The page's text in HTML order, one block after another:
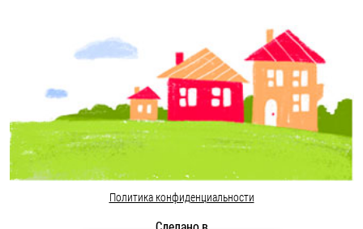
Политика конфиденциальности